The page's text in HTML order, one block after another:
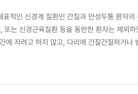
적인 신경계 질환인 간질과 만성두통 환자의
는 신경근육질환 등을 동반한 환자는 제외
자려고 하지 않고, 다리에 간질간질하거나
소년기 만성두통과 간질 환자들은 상당수에서